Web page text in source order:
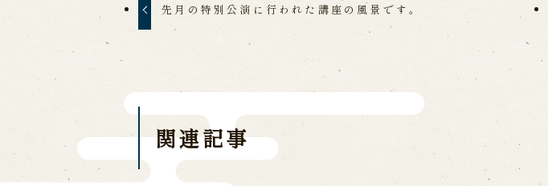
先月の特別公演に行われた講座の風景です。
関連記事